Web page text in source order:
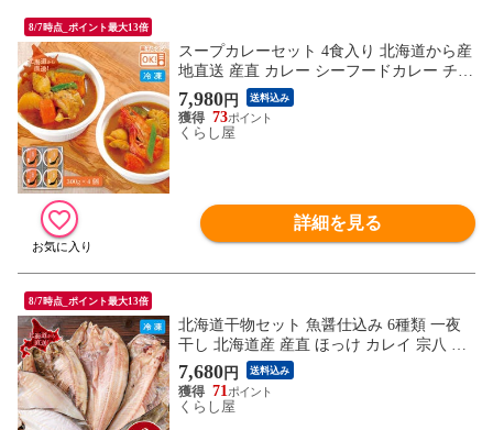
8/7時点_ポイント最大13倍
スープカレーセット 4食入り 北海道から産
地直送 産直 カレー シーフードカレー チキ
ンカレー 2種 4食入 各2パック 海鮮 北海道
カレー スープ 北海道産 野菜 北の大地 具
だくさん えび 帆立 ゴロっと野菜 産地直送
7,980円 送料込み
73
くらし屋
詳細を見る
8/7時点_ポイント最大13倍
北海道干物セット 魚醤仕込み 6種類 一夜
干し 北海道産 産直 ほっけ カレイ 宗八 コ
マイ ニシン そい 7点 冷凍 お取り寄せ グル
メ 夏ギフト 冬ギフト 同梱不可
7,680円 送料込み
71
くらし屋